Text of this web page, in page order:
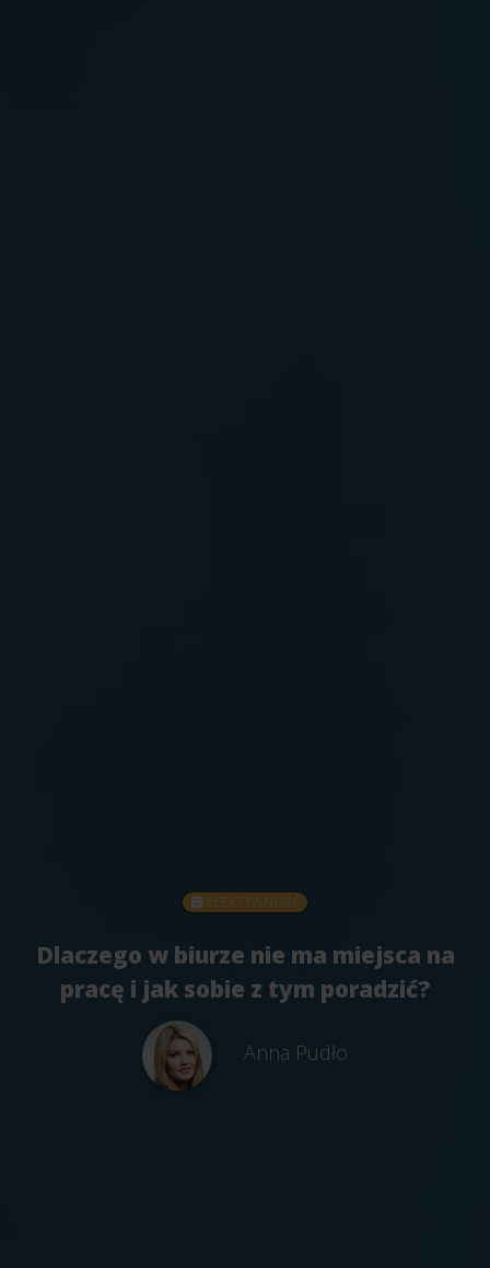
EFEKTYWNOŚĆ
Dlaczego w biurze nie ma miejsca na
pracę i jak sobie z tym poradzić?
Anna Pudło